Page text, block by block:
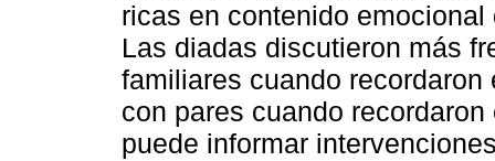
ricas en contenido
Las diadas discutieron más
familiares cuando
con pares cuando
puede informar